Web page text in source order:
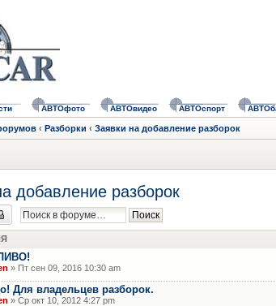
АВТОфото АВТОвидео АВТОспорт
‹ Разборки ‹ Заявки на добавление разборок
добавление разборок
» Пт сен 09, 2016 10:30 am
Для владельцев разборок.
» Ср окт 10, 2012 4:27 pm